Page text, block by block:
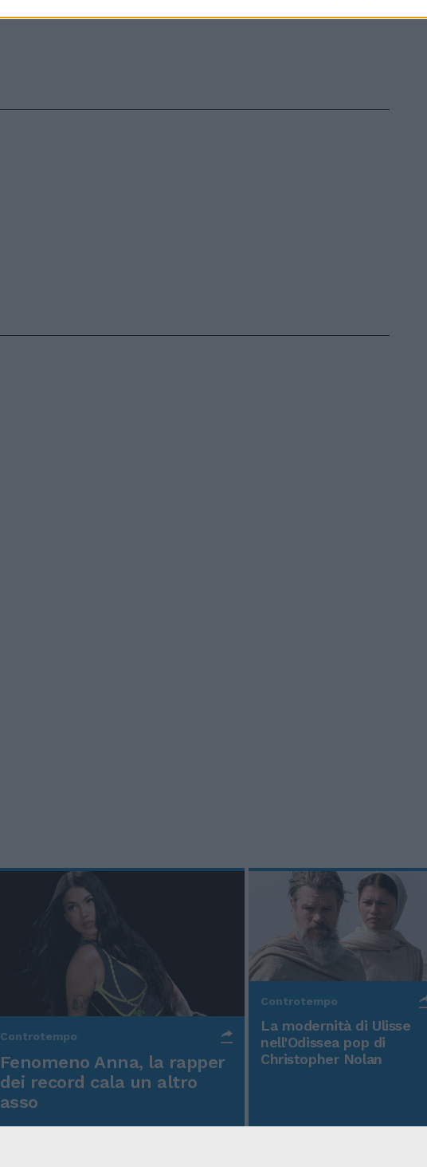
Controtempo
Fenomeno Anna, la rapper
dei record cala un altro
asso
Controtempo
La modernità di Ulisse
nell'Odissea pop di
Christopher Nolan